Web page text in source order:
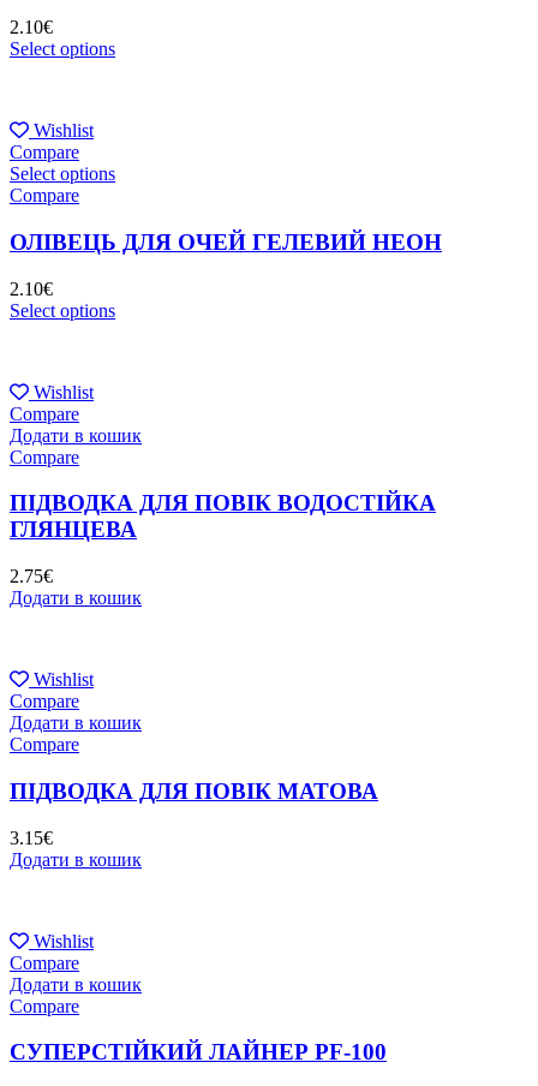
2.10€
Select options
Wishlist
Compare
Select options
Compare
ОЛІВЕЦЬ ДЛЯ ОЧЕЙ ГЕЛЕВИЙ НЕОН
2.10€
Select options
Wishlist
Compare
Додати в кошик
Compare
ПІДВОДКА ДЛЯ ПОВІК ВОДОСТІЙКА
ГЛЯНЦЕВА
2.75€
Додати в кошик
Wishlist
Compare
Додати в кошик
Compare
ПІДВОДКА ДЛЯ ПОВІК МАТОВА
3.15€
Додати в кошик
Wishlist
Compare
Додати в кошик
Compare
СУПЕРСТІЙКИЙ ЛАЙНЕР PF-100